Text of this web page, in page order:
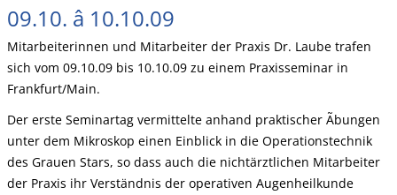
09.10. â 10.10.09
Mitarbeiterinnen und Mitarbeiter der Praxis Dr. Laube trafen
sich vom 09.10.09 bis 10.10.09 zu einem Praxisseminar in
Frankfurt/Main.
Der erste Seminartag vermittelte anhand praktischer Ãbungen
unter dem Mikroskop einen Einblick in die Operationstechnik
des Grauen Stars, so dass auch die nichtärztlichen Mitarbeiter
der Praxis ihr Verständnis der operativen Augenheilkunde